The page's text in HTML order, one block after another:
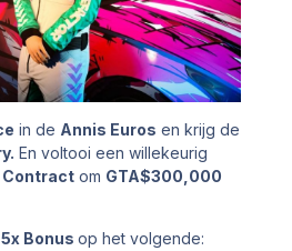
in de Annis Euros en krijg de
En voltooi een willekeurig
Contract om GTA$300,000
5x Bonusop het volgende: